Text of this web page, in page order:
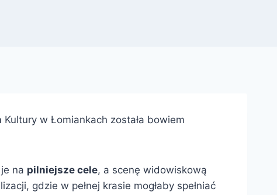
w Łomiankach została bowiem
na pilniejsze cele, a scenę widowiskową
gdzie w pełnej krasie mogłaby spełniać